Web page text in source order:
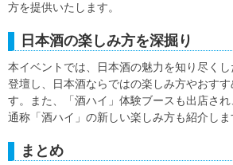
方を提供いたします。
日本酒の楽しみ方を深掘り
本イベントでは、日本酒の魅力を知り尽く
登壇し、日本酒ならではの楽しみ方やおす
す。また、「酒ハイ」体験ブースも出店され
通称「酒ハイ」の新しい楽しみ方も紹介しま
まとめ